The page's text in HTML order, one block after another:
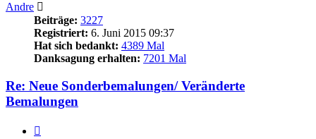
Andre
Beiträge: 3227
Registriert: 6. Juni 2015 09:37
Hat sich bedankt: 4389 Mal
Danksagung erhalten: 7201 Mal
Re: Neue Sonderbemalungen/ Veränderte
Bemalungen